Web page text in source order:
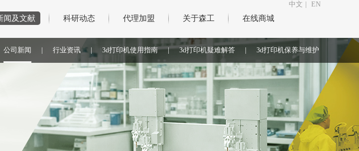
中文 EN
闻及文献 科研动态 代理加盟 关于森工 在线商城
公司新闻 行业资讯 3d打印机使用指南 | 3d打印机疑难解答 3d打印机保养与维护